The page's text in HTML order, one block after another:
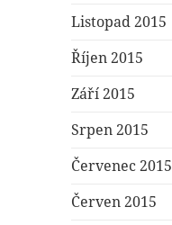
Listopad 2015
Říjen 2015
Září 2015
Srpen 2015
Červenec 2015
Červen 2015